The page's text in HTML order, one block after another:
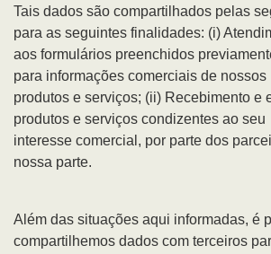
Tais dados são compartilhados pelas
para as seguintes finalidades: (i)
aos formulários preenchidos
para informações comerciais de nossos
produtos e serviços; (ii) Recebimento e
produtos e serviços condizentes ao seu
interesse comercial, por parte dos
nossa parte.
Além das situações aqui informadas, é
compartilhemos dados com terceiros